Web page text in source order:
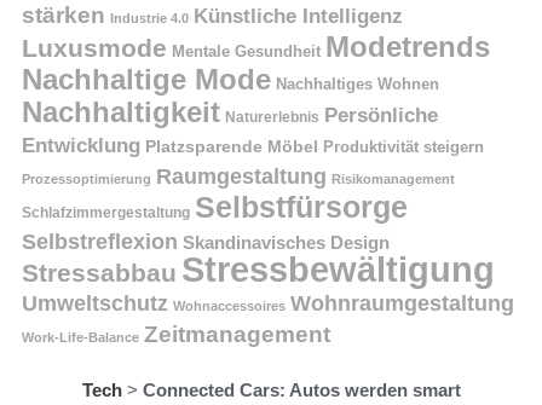
stärken Industrie 4.0 Künstliche Intelligenz
Luxusmode Mentale Gesundheit Modetrends
Nachhaltige Mode Nachhaltiges Wohnen
Nachhaltigkeit Naturerlebnis Persönliche
Entwicklung Platzsparende Möbel Produktivität steigern
Prozessoptimierung Raumgestaltung Risikomanagement
Schlafzimmergestaltung Selbstfürsorge
Selbstreflexion Skandinavisches Design
Stressabbau Stressbewältigung
Umweltschutz Wohnaccessoires Wohnraumgestaltung
Work-Life-Balance Zeitmanagement
Tech> Connected Cars: Autos werden smart